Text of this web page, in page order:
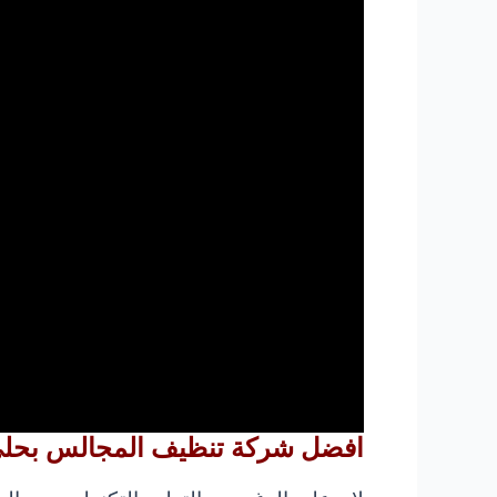
افضل شركة تنظيف المجالس بحلي